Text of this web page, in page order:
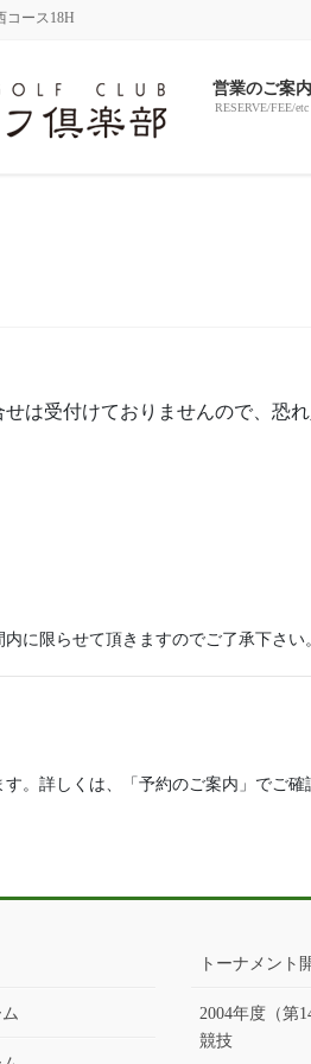
ース18H
営業のご案内
RESERVE/FEE/etc
は受付けておりませんので、恐
に限らせて頂きますのでご了承下さい
。詳しくは、「予約のご案内」でご確
トーナメント
2004年度（第
競技